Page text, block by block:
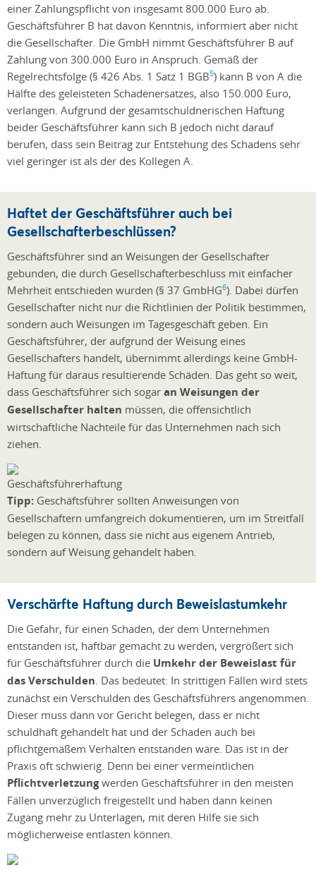
einer Zahlungspflicht von insgesamt 800.000 Euro ab.
Geschäftsführer B hat davon Kenntnis, informiert aber nicht
die Gesellschafter. Die GmbH nimmt Geschäftsführer B auf
Zahlung von 300.000 Euro in Anspruch. Gemäß der
Regelrechtsfolge (§ 426 Abs. 1 Satz 1 BGB5) kann B von A die
Hälfte des geleisteten Schadenersatzes, also 150.000 Euro,
verlangen. Aufgrund der gesamtschuldnerischen Haftung
beider Geschäftsführer kann sich B jedoch nicht darauf
berufen, dass sein Beitrag zur Entstehung des Schadens sehr
viel geringer ist als der des Kollegen A.
Haftet der Geschäftsführer auch bei
Gesellschafterbeschlüssen?
Geschäftsführer sind an Weisungen der Gesellschafter
gebunden, die durch Gesellschafterbeschluss mit einfacher
Mehrheit entschieden wurden (§ 37 GmbHG6). Dabei dürfen
Gesellschafter nicht nur die Richtlinien der Politik bestimmen,
sondern auch Weisungen im Tagesgeschäft geben. Ein
Geschäftsführer, der aufgrund der Weisung eines
Gesellschafters handelt, übernimmt allerdings keine GmbH-
Haftung für daraus resultierende Schäden. Das geht so weit,
dass Geschäftsführer sich sogar an Weisungen der
Gesellschafter halten müssen, die offensichtlich
wirtschaftliche Nachteile für das Unternehmen nach sich
ziehen.
Tipp: Geschäftsführer sollten Anweisungen von
Gesellschaftern umfangreich dokumentieren, um im Streitfall
belegen zu können, dass sie nicht aus eigenem Antrieb,
sondern auf Weisung gehandelt haben.
Verschärfte Haftung durch Beweislastumkehr
Die Gefahr, für einen Schaden, der dem Unternehmen
entstanden ist, haftbar gemacht zu werden, vergrößert sich
für Geschäftsführer durch die Umkehr der Beweislast für
das Verschulden. Das bedeutet: In strittigen Fällen wird stets
zunächst ein Verschulden des Geschäftsführers angenommen.
Dieser muss dann vor Gericht belegen, dass er nicht
schuldhaft gehandelt hat und der Schaden auch bei
pflichtgemäßem Verhalten entstanden wäre. Das ist in der
Praxis oft schwierig. Denn bei einer vermeintlichen
Pflichtverletzungwerden Geschäftsführer in den meisten
Fällen unverzüglich freigestellt und haben dann keinen
Zugang mehr zu Unterlagen, mit deren Hilfe sie sich
möglicherweise entlasten können.